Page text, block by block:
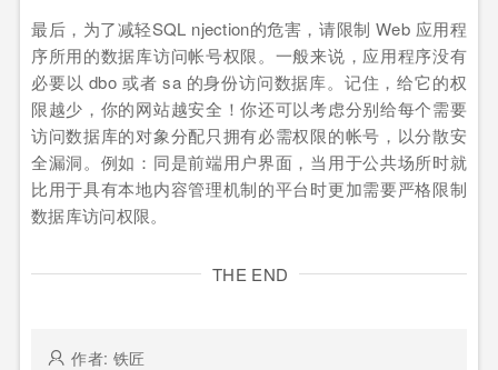
最后，为了减轻SQL njection的危害，请限制 Web 应用程
序所用的数据库访问帐号权限。一般来说，应用程序没有
必要以 dbo 或者 sa 的身份访问数据库。记住，给它的权
限越少，你的网站越安全！你还可以考虑分别给每个需要
访问数据库的对象分配只拥有必需权限的帐号，以分散安
全漏洞。例如：同是前端用户界面，当用于公共场所时就
比用于具有本地内容管理机制的平台时更加需要严格限制
数据库访问权限。
THE END
作者: 铁匠